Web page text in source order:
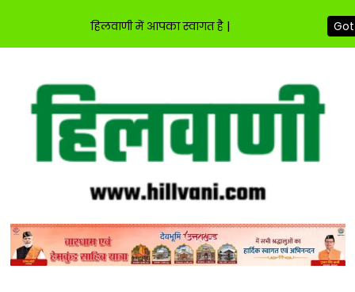
content
हिलवाणी में आपका स्वागत है |